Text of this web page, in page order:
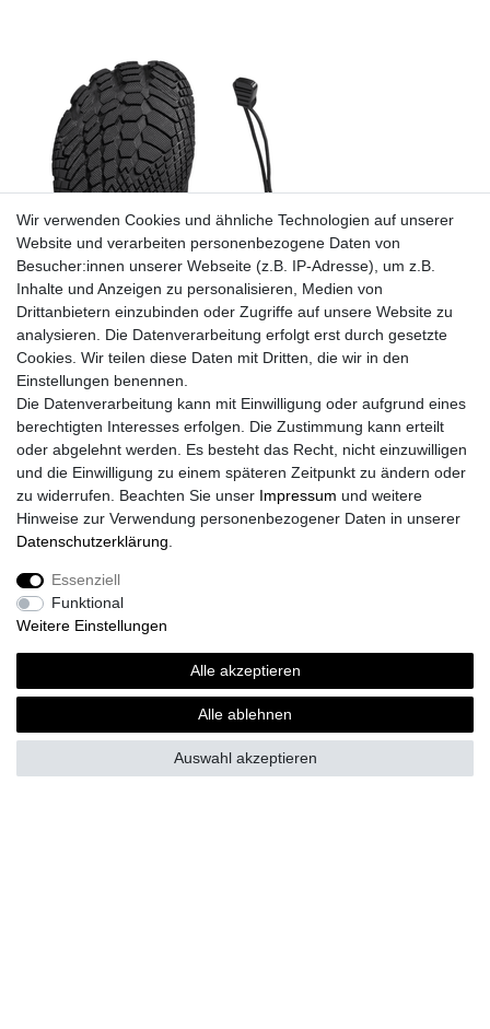
Winterbarfußschuhe, unisex, Größe 37-47 in 3 Farben
Fragen zur Bestellung?
Wir verwenden Cookies und ähnliche Technologien auf unserer
Website und verarbeiten personenbezogene Daten von
Besucher:innen unserer Webseite (z.B. IP-Adresse), um z.B.
Inhalte und Anzeigen zu personalisieren, Medien von
Drittanbietern einzubinden oder Zugriffe auf unsere Website zu
analysieren. Die Datenverarbeitung erfolgt erst durch gesetzte
Cookies. Wir teilen diese Daten mit Dritten, die wir in den
Einstellungen benennen.
Die Datenverarbeitung kann mit Einwilligung oder aufgrund eines
berechtigten Interesses erfolgen. Die Zustimmung kann erteilt
oder abgelehnt werden. Es besteht das Recht, nicht einzuwilligen
und die Einwilligung zu einem späteren Zeitpunkt zu ändern oder
zu widerrufen. Beachten Sie unser Impressum und weitere
Hinweise zur Verwendung personenbezogener Daten in unserer
Daten­schutz­erklärung
Essenziell
Funktional
Weitere Einstellungen
Alle akzeptieren
Alle ablehnen
Auswahl akzeptieren